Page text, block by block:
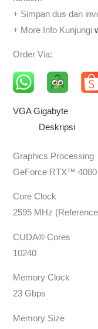
+ Simpan dus dan
+ More Info Kunjungi
Order Via:
VGA Gigabyte
Deskripsi
Graphics Processing
GeForce RTX™ 4080
Core Clock
2595 MHz
CUDA® Cores
10240
Memory Clock
23 Gbps
Memory Size